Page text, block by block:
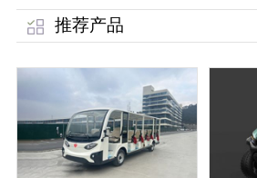
推荐产品